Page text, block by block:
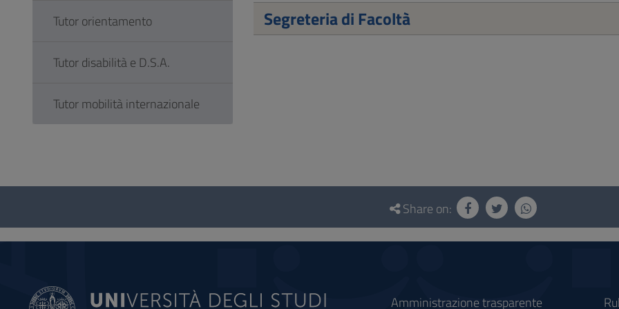
Segreteria di Facoltà
Tutor orientamento
Tutor disabilità e D.S.A.
Tutor mobilità internazionale
Questionnaire
social
Share on:
Amministrazione trasparente